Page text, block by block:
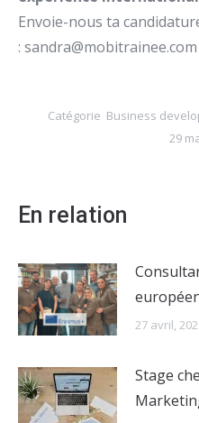
Envoie-nous ta
:
Catégorie Business
29
En relation
27 avril,
Stage